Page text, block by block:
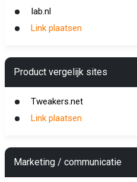
Iab.nl
Link plaatsen
Product vergelijk sites
Tweakers.net
Link plaatsen
Marketing / communicatie